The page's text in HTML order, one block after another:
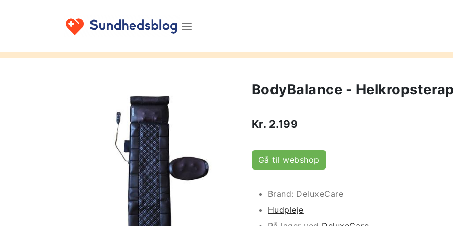
BodyBalance -
Kr. 2.199
Gå til webshop
Brand: DeluxeCare
Hudpleje